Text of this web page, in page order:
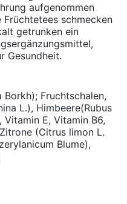
aufgenommen
Früchtetees schmecken
getrunken ein
Gesundheit.
Fruchtschalen,
L.), Himbeere(Rubus
Vitamin E, Vitamin B6,
(Citrus limon L.
Blume),